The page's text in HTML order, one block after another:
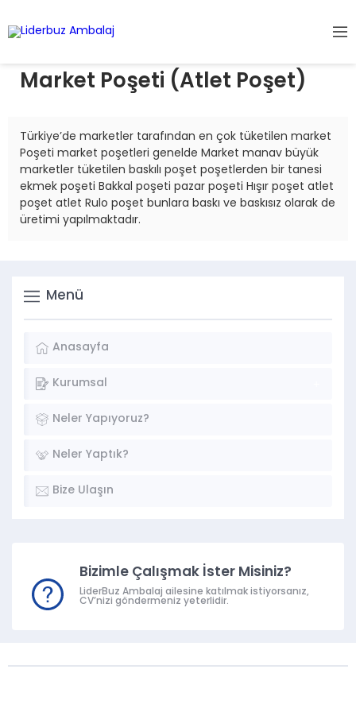
Market Poşeti (Atlet Poşet)
Türkiye’de marketler tarafından en çok tüketilen market
Poşeti market poşetleri genelde Market manav büyük
marketler tüketilen baskılı poşet poşetlerden bir tanesi
ekmek poşeti Bakkal poşeti pazar poşeti Hışır poşet atlet
poşet atlet Rulo poşet bunlara baskı ve baskısız olarak de
üretimi yapılmaktadır.
Menü
Anasayfa
Kurumsal
Neler Yapıyoruz?
Neler Yaptık?
Bize Ulaşın
Bizimle Çalışmak İster Misiniz?
LiderBuz Ambalaj ailesine katılmak istiyorsanız,
CV’nizi göndermeniz yeterlidir.